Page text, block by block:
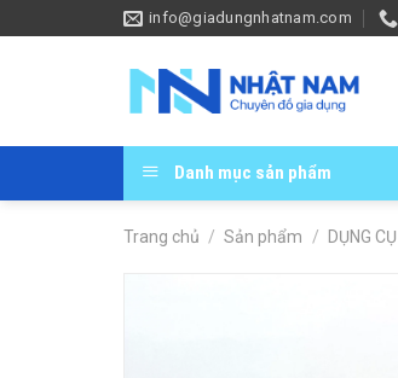
to
info@giadungnhatnam.com
Danh mục sản phẩm
Trang chủ / Sản phẩm / DỤNG